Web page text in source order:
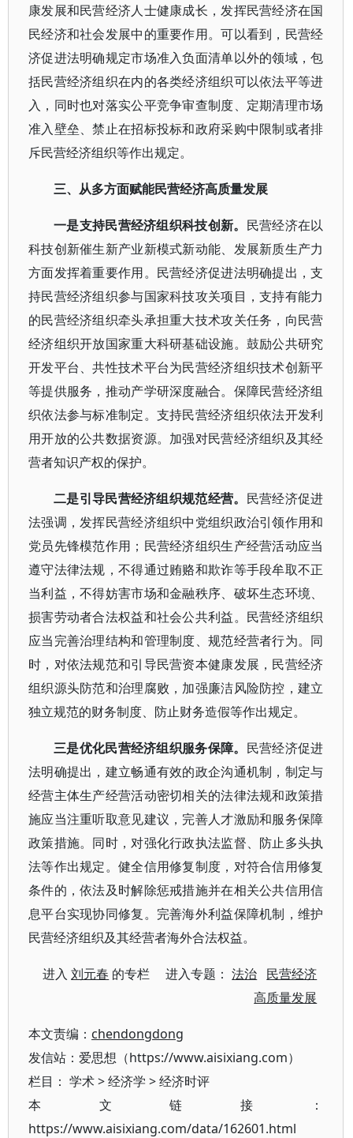
康发展和民营经济人士健康成长，发挥民营经济在国
民经济和社会发展中的重要作用。可以看到，民营经
济促进法明确规定市场准入负面清单以外的领域，包
括民营经济组织在内的各类经济组织可以依法平等进
入，同时也对落实公平竞争审查制度、定期清理市场
准入壁垒、禁止在招标投标和政府采购中限制或者排
斥民营经济组织等作出规定。
三、从多方面赋能民营经济高质量发展
一是支持民营经济组织科技创新。 民营经济在以
科技创新催生新产业新模式新动能、发展新质生产力
方面发挥着重要作用。民营经济促进法明确提出，支
持民营经济组织参与国家科技攻关项目，支持有能力
的民营经济组织牵头承担重大技术攻关任务，向民营
经济组织开放国家重大科研基础设施。鼓励公共研究
开发平台、共性技术平台为民营经济组织技术创新平
等提供服务，推动产学研深度融合。保障民营经济组
织依法参与标准制定。支持民营经济组织依法开发利
用开放的公共数据资源。加强对民营经济组织及其经
营者知识产权的保护。
二是引导民营经济组织规范经营。 民营经济促进
法强调，发挥民营经济组织中党组织政治引领作用和
党员先锋模范作用；民营经济组织生产经营活动应当
遵守法律法规，不得通过贿赂和欺诈等手段牟取不正
当利益，不得妨害市场和金融秩序、破坏生态环境、
损害劳动者合法权益和社会公共利益。民营经济组织
应当完善治理结构和管理制度、规范经营者行为。同
时，对依法规范和引导民营资本健康发展，民营经济
组织源头防范和治理腐败，加强廉洁风险防控，建立
独立规范的财务制度、防止财务造假等作出规定。
三是优化民营经济组织服务保障。 民营经济促进
法明确提出，建立畅通有效的政企沟通机制，制定与
经营主体生产经营活动密切相关的法律法规和政策措
施应当注重听取意见建议，完善人才激励和服务保障
政策措施。同时，对强化行政执法监督、防止多头执
法等作出规定。健全信用修复制度，对符合信用修复
条件的，依法及时解除惩戒措施并在相关公共信用信
息平台实现协同修复。完善海外利益保障机制，维护
民营经济组织及其经营者海外合法权益。
进入刘元春 的专栏 进入专题：法治 民营经济
高质量发展
本文责编： chendongdong
发信站：爱思想（https://www.aisixiang.com）
栏目： 学术>经济学 >经济时评
本文链接：
https://www.aisixiang.com/data/162601.html